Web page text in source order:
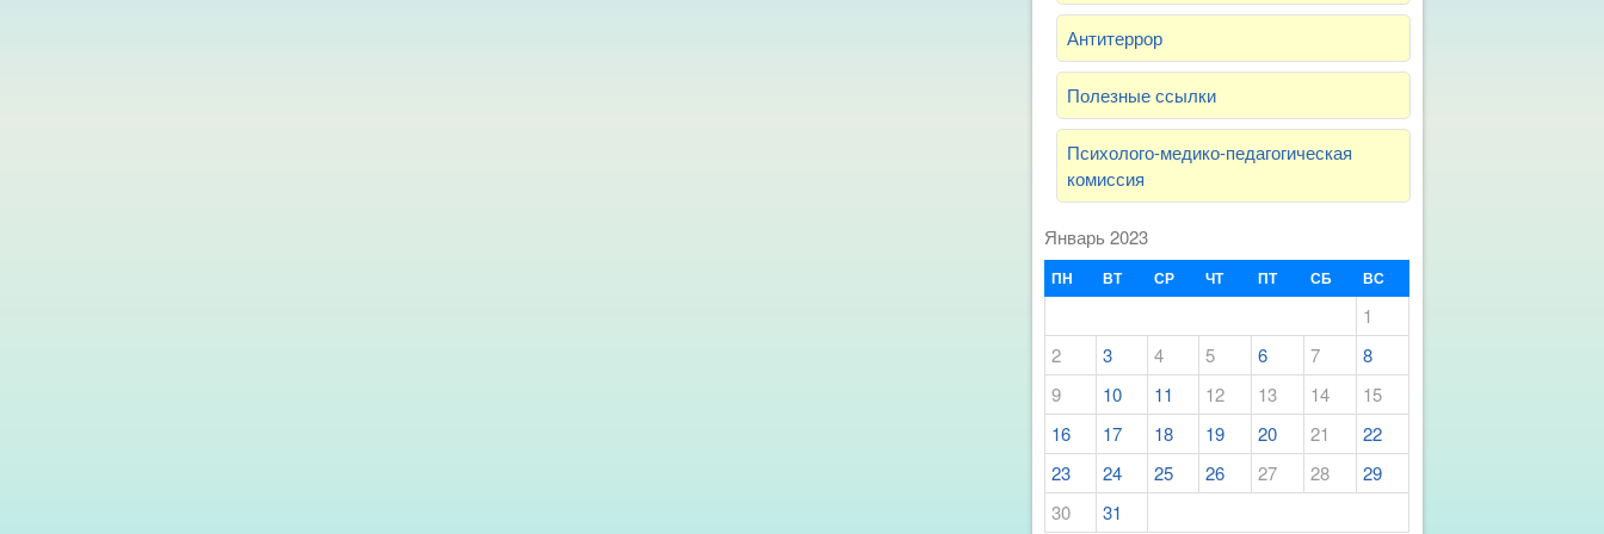
Антитеррор
Полезные ссылки
Психолого-медико-педагогическая
комиссия
Январь 2023
ПН ВТ СР ЧТ ПТ СБ ВС
1
2
3 4 5 6 7
8
9
10 11 12 13 14
15
16
17 18 19 20 21
22
23
24 25 26 27 28
29
30
31